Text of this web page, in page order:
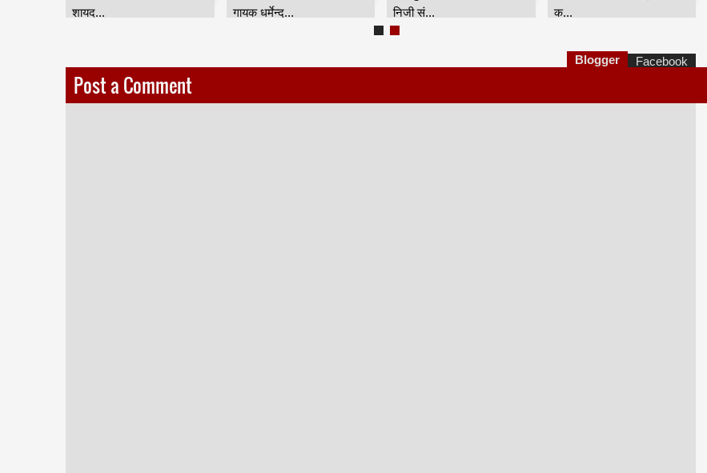
शायद...
गायक धर्मेन्द्...
निजी सं...
क...
Post a Comment
Blogger Facebook